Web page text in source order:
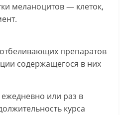
меланоцитов — клеток,
препаратов
содержащегося в них
или раз в
курса